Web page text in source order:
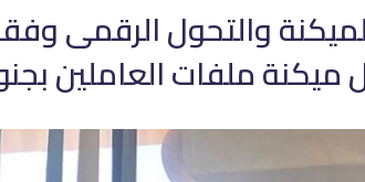
والتحول الرقمى